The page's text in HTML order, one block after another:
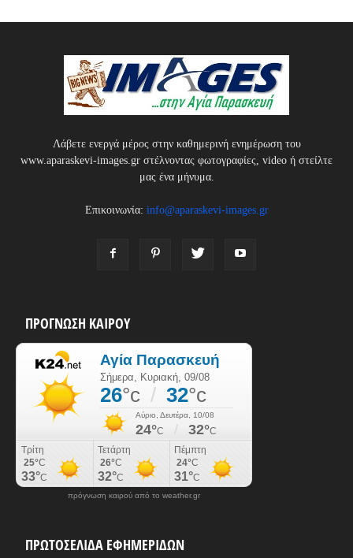
Λάβετε ενεργά μέρος στην καθημερινή ενημέρωση του
www.aparaskevi-images.gr στέλνοντας φωτογραφίες, video ή στείλτε
μας ένα μήνυμα.
Επικοινωνία: info@aparaskevi-images.gr
ΠΡΟΓΝΩΣΗ ΚΑΙΡΟΥ
πρόγνωση καιρού από το weather.gr
ΠΡΩΤΟΣΕΛΙΔΑ ΕΦΗΜΕΡΙΔΩΝ